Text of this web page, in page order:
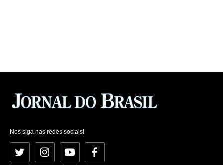
Nos siga nas redes sociais!
Twitter InstagramYouTubeFacebook